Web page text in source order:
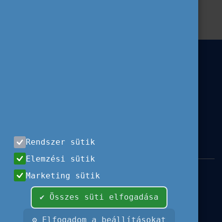
Impresszum |Használati feltételek
Adatvédelem|Sajtóközlemények|Kapcsolat
Minden jog fenntartva, 2026 © Tempus
Közalapítvány
Rendszer sütik
Elemzési sütik
Marketing sütik
✔ Összes süti elfogadása
⚙ Elfogadom a beállításokat